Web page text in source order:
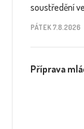
soustředění
PÁTEK 7.8.2026
Příprava